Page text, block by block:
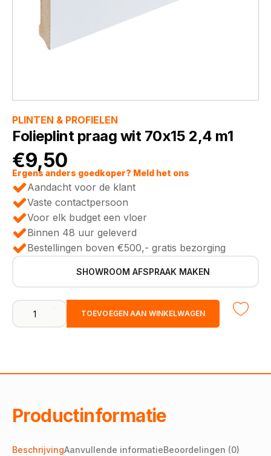
PLINTEN & PROFIELEN
Folieplint praag wit 70x15 2,4 m1
€9,50
Ergens anders goedkoper? Meld het ons
Aandacht voor de klant
Vaste contactpersoon
Voor elk budget een vloer
Binnen 48 uur geleverd
Bestellingen boven €500,- gratis bezorging
SHOWROOM AFSPRAAK MAKEN
Folieplint
praag
TOEVOEGEN AAN WINKELWAGEN
Productinformatie
BeschrijvingAanvullende informatieBeoordelingen (0)